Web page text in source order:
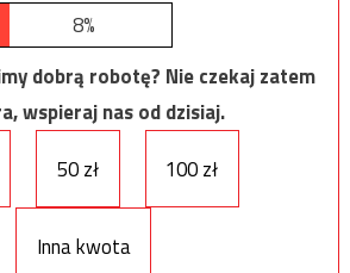
8%
dobrą robotę? Nie czekaj zatem
wspieraj nas od dzisiaj.
50 zł 100 zł
Inna kwota